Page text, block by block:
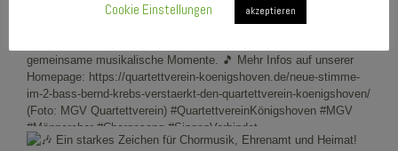
Cookie Einstellungen akzeptieren